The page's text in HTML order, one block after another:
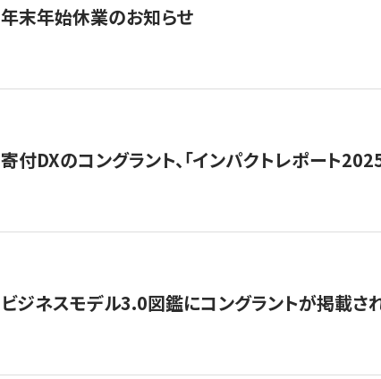
年末年始休業のお知らせ
寄付DXのコングラント、「インパクトレポート
ビジネスモデル3.0図鑑にコングラントが掲載さ